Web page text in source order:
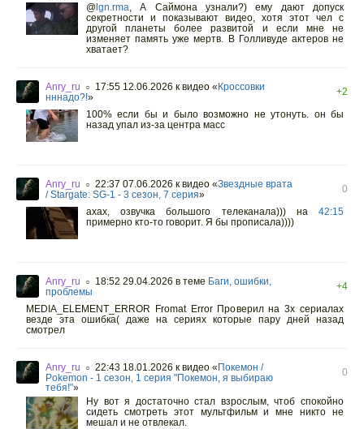
@ lgn.rma, А Саймона узнали?) ему дают допуск
секретности и показывают видео, хотя этот чел с
другой планеты более развитой и если мне не
изменяет память уже мертв. В Голливуде актеров не
хватает?
Anry_ru ○ 17:55 12.06.2026 к видео « Кроссовки
нннадо?!»
+2
100% если бы и было возможно не утонуть. он бы
назад упал из-за центра масс
Anry_ru ○ 22:37 07.06.2026 к видео «Звездные врата
/ Stargate: SG-1 - 3 сезон, 7 серия»
0
ахах, озвучка большого телеканала))) на 42:15
примерно кто-то говорит. Я бы прописала))))
Anry_ru ○ 18:52 29.04.2026 в теме Баги, ошибки,
проблемы
+4
MEDIA_ELEMENT_ERROR Fromat Error Проверил на 3х сериалах
везде эта ошибка( даже на сериях которые пару дней назад
смотрел
Anry_ru ○ 22:43 18.01.2026 к видео « Покемон /
Pokemon - 1 сезон, 1 серия "Покемон, я выбираю
тебя!"»
0
Ну вот я достаточно стал взрослым, чтоб спокойно
сидеть смотреть этот мультфильм и мне никто не
мешал и не отвлекал.